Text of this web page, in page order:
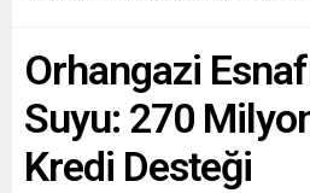
Orhangazi
Suyu: 270
Kredi Desteği